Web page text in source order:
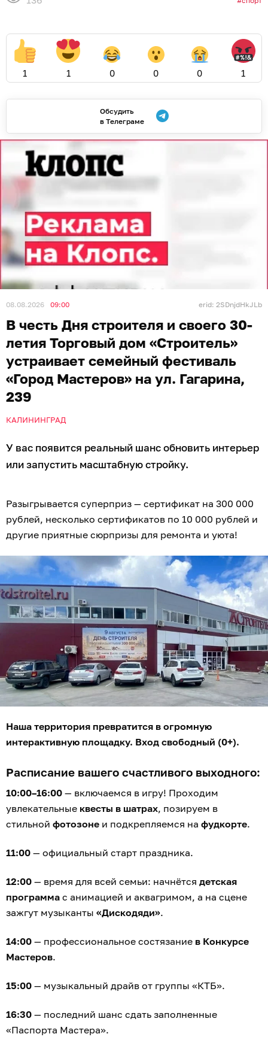
1 1 0 0 0 1
Обсудить
в Телеграме
08.08.2026 09:00 erid: 2SDnjdHkJLb
В честь Дня строителя и своего 30-
летия Торговый дом «Строитель»
устраивает семейный фестиваль
«Город Мастеров» на ул. Гагарина,
239
КАЛИНИНГРАД
У вас появится реальный шанс обновить интерьер
или запустить масштабную стройку.
Разыгрывается суперприз — сертификат на 300 000
рублей, несколько сертификатов по 10 000 рублей и
другие приятные сюрпризы для ремонта и уюта!
Наша территория превратится в огромную
интерактивную площадку. Вход свободный (0+).
Расписание вашего счастливого выходного:
10:00–16:00 — включаемся в игру! Проходим
увлекательные квесты в шатрах, позируем в
стильной фотозоне и подкрепляемся на фудкорте.
11:00 — официальный старт праздника.
12:00 — время для всей семьи: начнётся детская
программа с анимацией и аквагримом, а на сцене
зажгут музыканты «Дискодяди».
14:00 — профессиональное состязание в Конкурсе
Мастеров.
15:00 — музыкальный драйв от группы «КТБ».
16:30 — последний шанс сдать заполненные
«Паспорта Мастера».